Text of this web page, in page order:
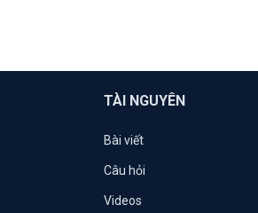
TÀI NGUYÊN
Bài viết
Câu hỏi
Videos